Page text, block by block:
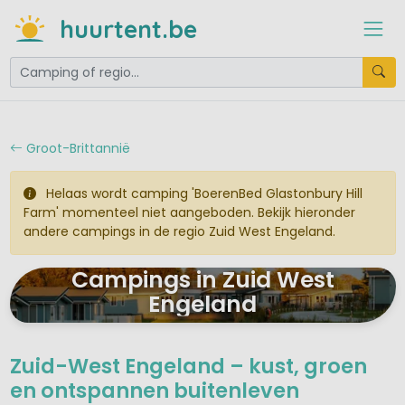
huurtent.be
Groot-Brittannië
Helaas wordt camping 'BoerenBed Glastonbury Hill
Farm' momenteel niet aangeboden. Bekijk hieronder
andere campings in de regio Zuid West Engeland.
Campings in Zuid West
Engeland
Zuid-West Engeland – kust, groen
en ontspannen buitenleven